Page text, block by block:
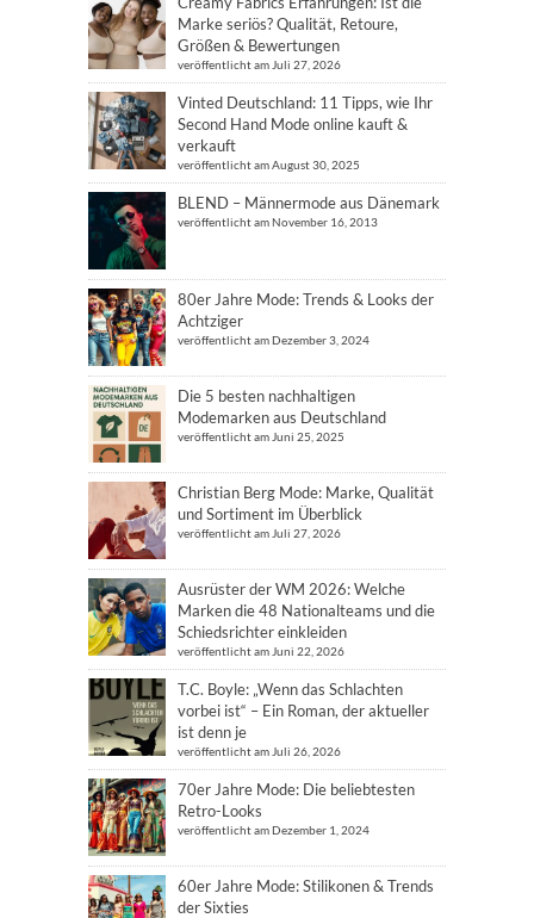
Marke seriös? Qualität, Retoure,
Größen & Bewertungen
veröffentlicht am Juli 27, 2026
Vinted Deutschland: 11 Tipps, wie Ihr
Second Hand Mode online kauft &
verkauft
veröffentlicht am August 30, 2025
BLEND – Männermode aus Dänemark
veröffentlicht am November 16, 2013
80er Jahre Mode: Trends & Looks der
Achtziger
veröffentlicht am Dezember 3, 2024
Die 5 besten nachhaltigen
Modemarken aus Deutschland
veröffentlicht am Juni 25, 2025
Christian Berg Mode: Marke, Qualität
und Sortiment im Überblick
veröffentlicht am Juli 27, 2026
Ausrüster der WM 2026: Welche
Marken die 48 Nationalteams und die
Schiedsrichter einkleiden
veröffentlicht am Juni 22, 2026
T.C. Boyle: „Wenn das Schlachten
vorbei ist“ – Ein Roman, der aktueller
ist denn je
veröffentlicht am Juli 26, 2026
70er Jahre Mode: Die beliebtesten
Retro-Looks
veröffentlicht am Dezember 1, 2024
60er Jahre Mode: Stilikonen & Trends
der Sixties